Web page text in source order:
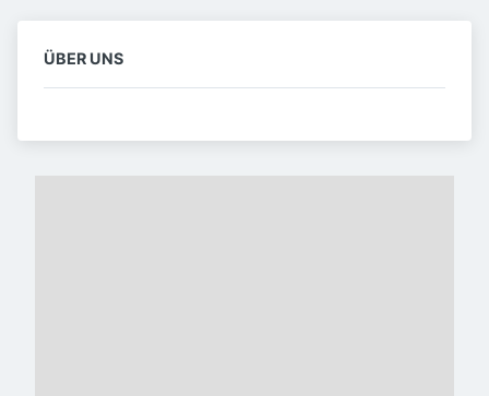
ÜBER UNS